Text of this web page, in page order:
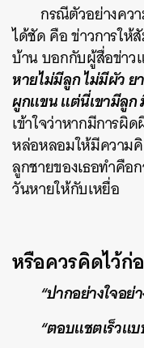
กรณีตัวอย่างคว
ได้ชัด คือ ข่าวการใ
บ้าน บอกกับผู้สื่อข่าว
หายไม่มีลูก ไม่มีผัว ย
ผูกแขน แต่นี่เขามีลูก
เข้าใจว่าหากมีการผิ
หล่อหลอมให้มีความ
ลูกชายของเธอทำคื
วันหายให้กับเหยื่อ
หรือควรคิดไว้ก่
“ปากอย่างใจอย่
“ตอบแชตเร็วแบ